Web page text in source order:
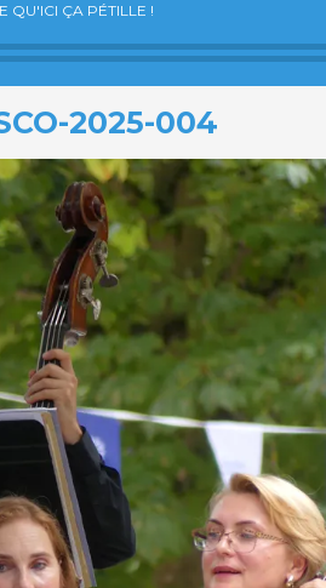
QU'ICI ÇA PÉTILLE !
2025-004